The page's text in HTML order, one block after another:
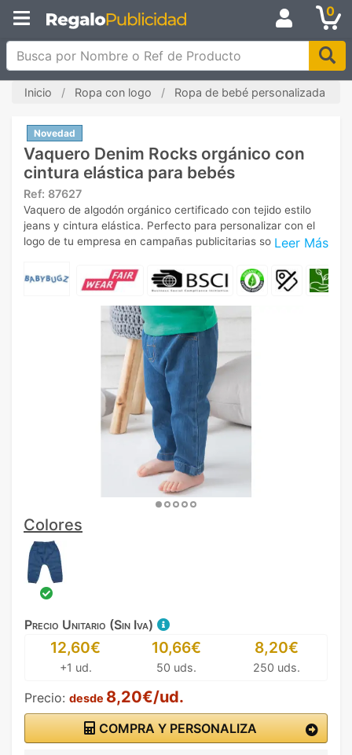
0
Busca por Nombre o Ref de Producto
Inicio Ropa con logo Ropa de bebé personalizada
Novedad
Vaquero Denim Rocks orgánico con
cintura elástica para bebés
Ref: 87627
Leer Más
Vaquero de algodón orgánico certificado con tejido estilo
jeans y cintura elástica. Perfecto para personalizar con el
logo de tu empresa en campañas publicitarias sostenibles.
Colores
Precio Unitario (Sin Iva)
12,60€
+1 ud.
10,66€
50 uds.
8,20€
250 uds.
Precio: desde 8,20€/ud.
COMPRA Y PERSONALIZA